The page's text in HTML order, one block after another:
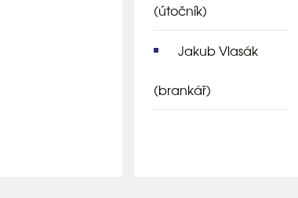
(útočník)
Jakub Vlasák
(brankář)